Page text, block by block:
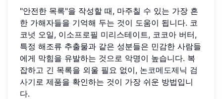
"안전한 목록"을 작성할 때, 마주칠 수 있는 가장 흔
한 가해자들을 기억해 두는 것이 도움이 됩니다. 코
코넛 오일, 이소프로필 미리스테이트, 코코아 버터,
특정 해조류 추출물과 같은 성분들은 민감한 사람들
에게 막힘을 유발하는 것으로 악명이 높습니다. 복
잡하고 긴 목록을 외울 필요 없이, 논코메도제닉 검
사기 로 제품을 확인하는 것이 가장 쉬운 방법입니
다.